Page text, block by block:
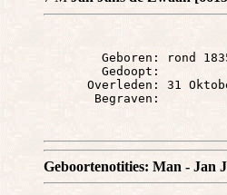
Geboren: rond
        Gedoopt:
Overleden: 31
Geboortenotities: Man - Jan